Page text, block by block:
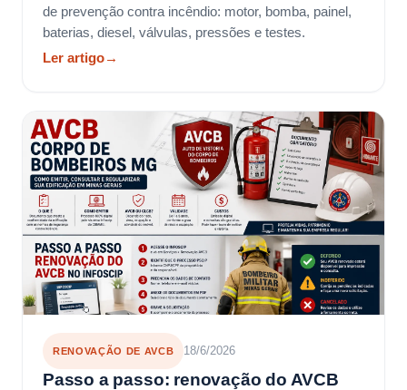
de prevenção contra incêndio: motor, bomba, painel,
baterias, diesel, válvulas, pressões e testes.
Ler artigo→
RENOVAÇÃO DE AVCB 18/6/2026
Passo a passo: renovação do AVCB